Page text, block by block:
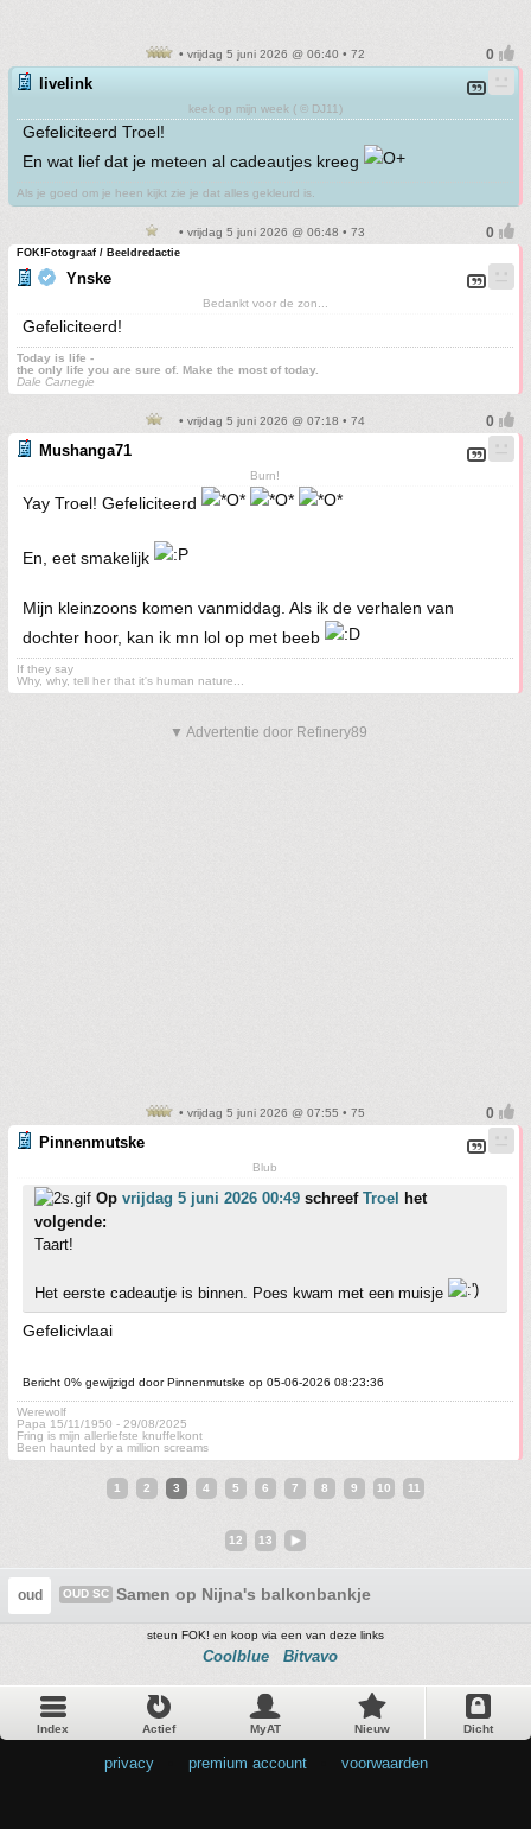
• vrijdag 5 juni 2026 @ 06:40 • 72
livelink
keek op mijn week ( © DJ11)
Gefeliciteerd Troel!
En wat lief dat je meteen al cadeautjes kreeg
Als je goed om je heen kijkt zie je dat alles gekleurd is.
• vrijdag 5 juni 2026 @ 06:48 • 73
FOK!Fotograaf / Beeldredactie
Ynske
Bedankt voor de zon...
Gefeliciteerd!
Today is life -
the only life you are sure of. Make the most of today.
Dale Carnegie
• vrijdag 5 juni 2026 @ 07:18 • 74
Mushanga71
Burn!
Yay Troel! Gefeliciteerd
En, eet smakelijk
Mijn kleinzoons komen vanmiddag. Als ik de verhalen van
dochter hoor, kan ik mn lol op met beeb
If they say
Why, why, tell her that it's human nature...
▼ Advertentie door Refinery89
• vrijdag 5 juni 2026 @ 07:55 • 75
Pinnenmutske
Blub
Op vrijdag 5 juni 2026 00:49 schreef Troel
het
volgende:
Taart!
Het eerste cadeautje is binnen. Poes kwam met een muisje
Gefelicivlaai
Bericht 0% gewijzigd door Pinnenmutske op 05-06-2026 08:23:36
Werewolf
Papa 15/11/1950 - 29/08/2025
Fring is mijn allerliefste knuffelkont
Been haunted by a million screams
1 2 3 4 5 6 7 8 9 10 11
12 13
oud OUD SC Samen op Nijna's balkonbankje
steun FOK! en koop via een van deze links
Coolblue Bitvavo
Index Actief MyAT Nieuw Dicht
privacy premium account voorwaarden